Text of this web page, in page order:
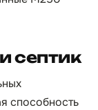
септик
способность